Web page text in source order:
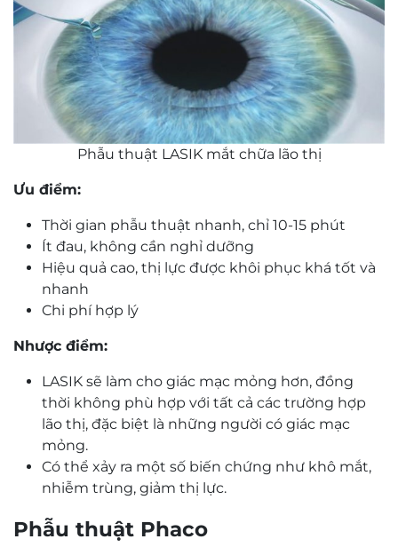
Phẫu thuật LASIK mắt chữa lão thị
Ưu điểm:
Thời gian phẫu thuật nhanh, chỉ 10-15 phút
Ít đau, không cần nghỉ dưỡng
Hiệu quả cao, thị lực được khôi phục khá tốt và
nhanh
Chi phí hợp lý
Nhược điểm:
LASIK sẽ làm cho giác mạc mỏng hơn, đồng
thời không phù hợp với tất cả các trường hợp
lão thị, đặc biệt là những người có giác mạc
mỏng.
Có thể xảy ra một số biến chứng như khô mắt,
nhiễm trùng, giảm thị lực.
Phẫu thuật Phaco